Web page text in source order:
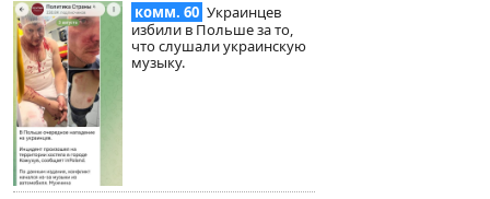
комм. 60 Украинцев
избили в Польше за то,
что слушали украинскую
музыку.